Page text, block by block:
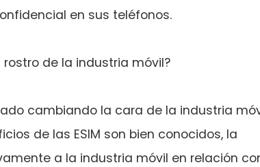
en sus teléfonos.
de la industria móvil?
cambiando la cara de la industria
de las ESIM son bien conocidos, la
a la industria móvil en relación